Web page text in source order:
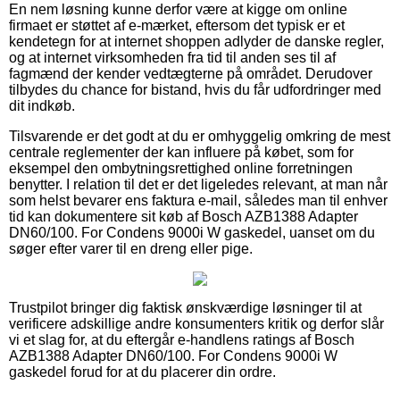
En nem løsning kunne derfor være at kigge om online
firmaet er støttet af e-mærket, eftersom det typisk er et
kendetegn for at internet shoppen adlyder de danske regler,
og at internet virksomheden fra tid til anden ses til af
fagmænd der kender vedtægterne på området. Derudover
tilbydes du chance for bistand, hvis du får udfordringer med
dit indkøb.
Tilsvarende er det godt at du er omhyggelig omkring de mest
centrale reglementer der kan influere på købet, som for
eksempel den ombytningsrettighed online forretningen
benytter. I relation til det er det ligeledes relevant, at man når
som helst bevarer ens faktura e-mail, således man til enhver
tid kan dokumentere sit køb af Bosch AZB1388 Adapter
DN60/100. For Condens 9000i W gaskedel, uanset om du
søger efter varer til en dreng eller pige.
Trustpilot bringer dig faktisk ønskværdige løsninger til at
verificere adskillige andre konsumenters kritik og derfor slår
vi et slag for, at du eftergår e-handlens ratings af Bosch
AZB1388 Adapter DN60/100. For Condens 9000i W
gaskedel forud for at du placerer din ordre.